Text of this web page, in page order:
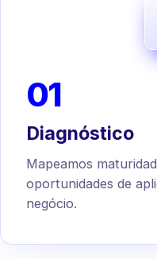
01
Diagnóstico
Mapeamos
oportunidades de
negócio.